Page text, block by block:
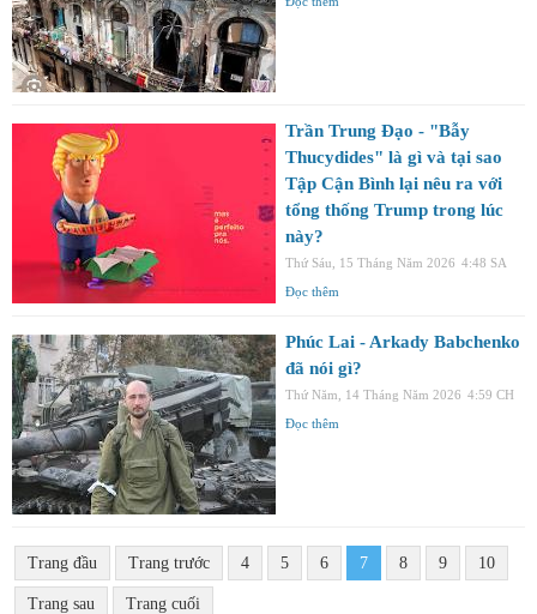
Trần Trung Đạo - "Bẫy
Thucydides" là gì và tại sao
Tập Cận Bình lại nêu ra với
tổng thống Trump trong lúc
này?
Thứ Sáu, 15 Tháng Năm 2026 4:48 SA
Đọc thêm
Phúc Lai - Arkady Babchenko
đã nói gì?
Thứ Năm, 14 Tháng Năm 2026 4:59 CH
Đọc thêm
Trang đầu Trang trước 4 5 6 7 8 9 10
Trang sau Trang cuối